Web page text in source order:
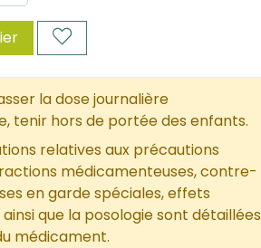
la dose journalière
tenir hors de portée des enfants.
relatives aux précautions
médicamenteuses, contre-
en garde spéciales, effets
que la posologie sont détaillées
médicament.